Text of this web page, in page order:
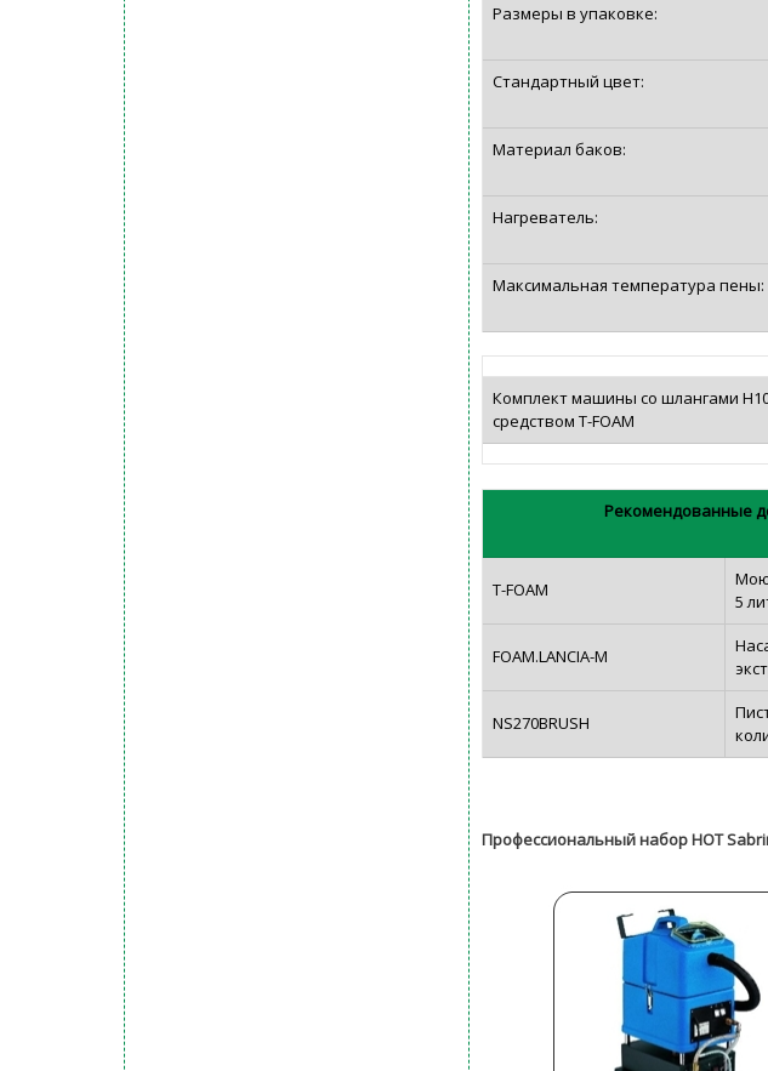
Размеры в упаковке:
Стандартный цвет:
Материал баков:
Нагреватель:
Максимальная температура пены:
Комплект машины сo шлангами
средством T-FOAM
Рекомендованные
T-FOAM
5
FOAM.LANCIA-M
NS270BRUSH
Профессиональный набор HOT